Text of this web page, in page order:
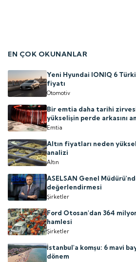
EN ÇOK OKUNANLAR
Yeni Hyundai IONIQ 6
fiyatı
Otomotiv
Bir emtia daha tarihi
yükselişin perde arkasını
Emtia
Altın fiyatları neden
analizi
Altın
ASELSAN Genel
değerlendirmesi
Şirketler
Ford Otosan'dan 364
hamlesi
Şirketler
İstanbul'a komşu: 6 mavi
dönem